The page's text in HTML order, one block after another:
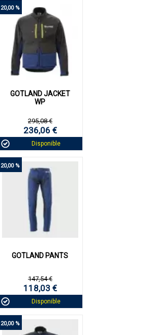
20,00 %
GOTLAND JACKET
WP
295,08 €
236,06 €
Disponible
20,00 %
GOTLAND PANTS
147,54 €
118,03 €
Disponible
20,00 %